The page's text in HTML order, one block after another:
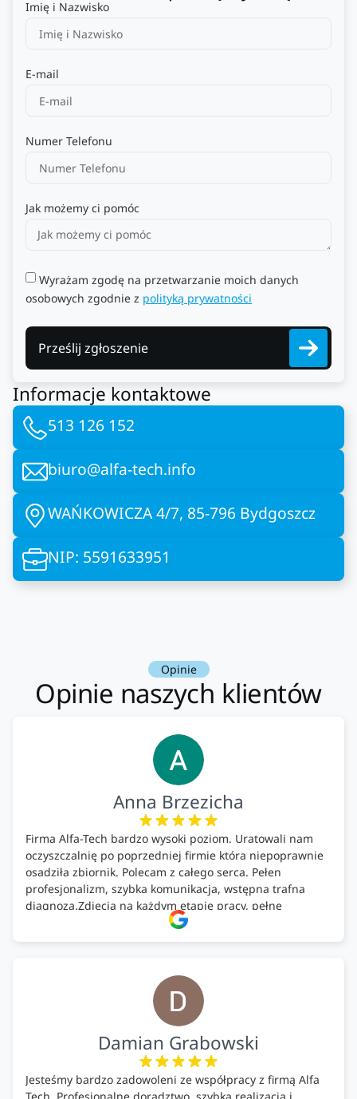
Imię i Nazwisko
E-mail
Numer Telefonu
Jak możemy ci pomóc
Wyrażam zgodę na przetwarzanie moich danych
osobowych zgodnie z polityką prywatności
Prześlij zgłoszenie
Informacje kontaktowe
513 126 152
biuro@alfa-tech.info
WAŃKOWICZA 4/7, 85-796 Bydgoszcz
NIP: 5591633951
Opinie
Opinie naszych klientów
Anna Brzezicha
Firma Alfa-Tech bardzo wysoki poziom. Uratowali nam
oczyszczalnię po poprzedniej firmie która niepoprawnie
osadziła zbiornik. Polecam z całego serca. Pełen
profesjonalizm, szybka komunikacja, wstępna trafna
diagnoza.Zdjęcia na każdym etapie pracy, pełne
doradztwo.Dobrze wyszkoleni i znający się na rzeczy.
Podsumowując ekipa na wysokim poziomie, rzetelna.
Damian Grabowski
Jesteśmy bardzo zadowoleni ze współpracy z firmą Alfa